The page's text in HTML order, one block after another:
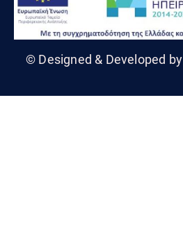
© Designed & Developed by